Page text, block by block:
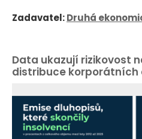
Zadavatel:Druhá
Data ukazují rizikovost
distribuce korporátních